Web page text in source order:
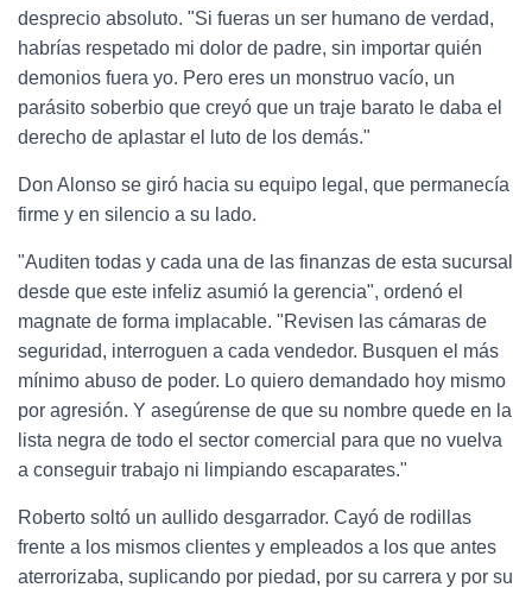
desprecio absoluto. "Si fueras un ser humano de verdad,
habrías respetado mi dolor de padre, sin importar quién
demonios fuera yo. Pero eres un monstruo vacío, un
parásito soberbio que creyó que un traje barato le daba el
derecho de aplastar el luto de los demás."
Don Alonso se giró hacia su equipo legal, que permanecía
firme y en silencio a su lado.
"Auditen todas y cada una de las finanzas de esta sucursal
desde que este infeliz asumió la gerencia", ordenó el
magnate de forma implacable. "Revisen las cámaras de
seguridad, interroguen a cada vendedor. Busquen el más
mínimo abuso de poder. Lo quiero demandado hoy mismo
por agresión. Y asegúrense de que su nombre quede en la
lista negra de todo el sector comercial para que no vuelva
a conseguir trabajo ni limpiando escaparates."
Roberto soltó un aullido desgarrador. Cayó de rodillas
frente a los mismos clientes y empleados a los que antes
aterrorizaba, suplicando por piedad, por su carrera y por su